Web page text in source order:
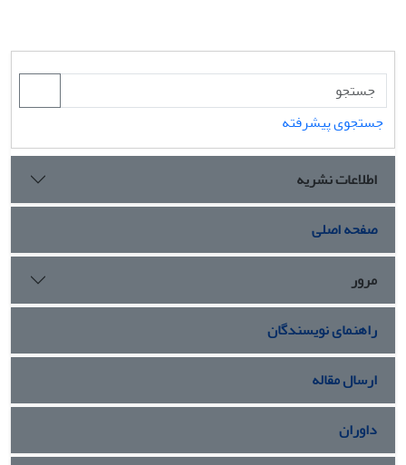
جستجوی پیشرفته
اطلاعات نشریه
صفحه اصلی
مرور
راهنمای نویسندگان
ارسال مقاله
داوران